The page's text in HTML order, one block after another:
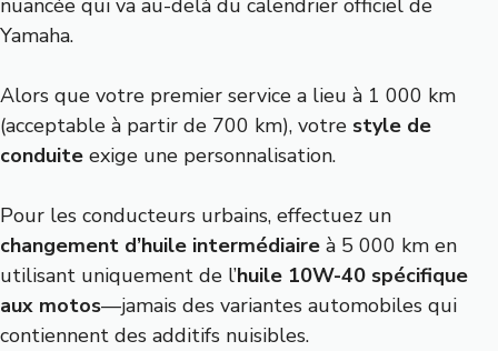
nuancée qui va au-delà du calendrier officiel de
Yamaha.
Alors que votre premier service a lieu à 1 000 km
(acceptable à partir de 700 km), votre style de
conduite exige une personnalisation.
Pour les conducteurs urbains, effectuez un
changement d’huile intermédiaire à 5 000 km en
utilisant uniquement de l’huile 10W-40 spécifique
aux motos—jamais des variantes automobiles qui
contiennent des additifs nuisibles.